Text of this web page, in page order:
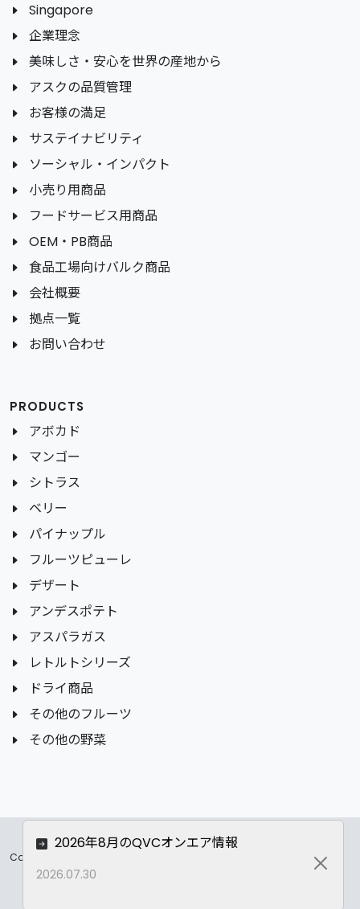
Singapore
企業理念
美味しさ・安心を世界の産地から
アスクの品質管理
お客様の満足
サステイナビリティ
ソーシャル・インパクト
小売り用商品
フードサービス用商品
OEM・PB商品
食品工場向けバルク商品
会社概要
拠点一覧
お問い合わせ
PRODUCTS
アボカド
マンゴー
シトラス
ベリー
パイナップル
フルーツピューレ
デザート
アンデスポテト
アスパラガス
レトルトシリーズ
ドライ商品
その他のフルーツ
その他の野菜
Copyrights ©
2026年8月のQVCオンエア情報
2026.07.30 Close